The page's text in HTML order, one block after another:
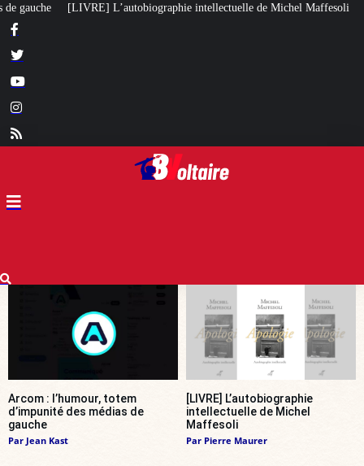
intellectuelle de Michel Maffesoli Pour regagner son influence en
Arcom : l’humour, totem
d’impunité des médias de
gauche
Par Jean Kast
[LIVRE] L’autobiographie
intellectuelle de Michel
Maffesoli
Par Pierre Maurer